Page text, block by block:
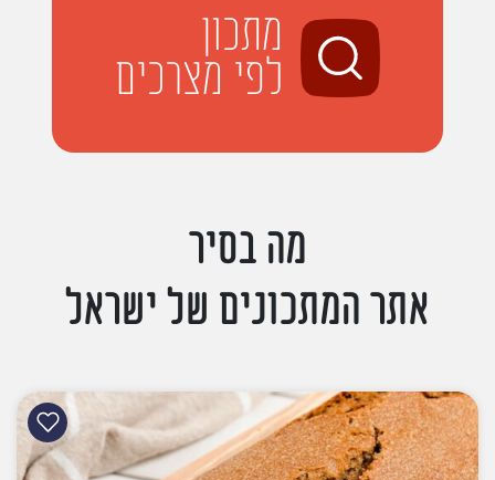
מתכון
לפי מצרכים
מה בסיר
אתר המתכונים של ישראל